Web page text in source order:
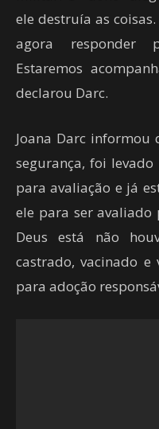
ele destruía as coisas.
agora responder
Estaremos
declarou Darc.
Joana Darc
segurança, foi
para avaliação e já
ele para ser avaliado
Deus está não
castrado, vacinado
para adoção